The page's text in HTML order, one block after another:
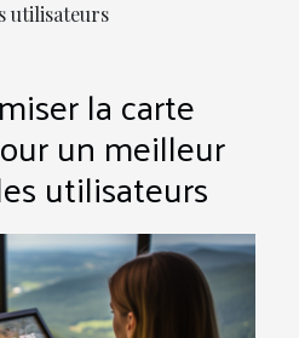
utilisateurs
la carte
un meilleur
utilisateurs